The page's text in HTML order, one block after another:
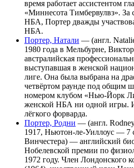
время работает ассистентом
«Миннесота Тимбервулвз». За
НБА, Портер дважды
НБА.
Портер, Натали — (англ.
1980 года в Мельбурне,
австралийская
выступавшая в женской
лиге. Она была выбрана на
четвёртом раунде под общим
номером клубом «Нью-Йорк
женской НБА ни одной игры.
лёгкого форварда.
Портер, Родни — (англ.
1917, Ньютон-ле-Уиллоус — 7
Винчестера) — английский
Нобелевской премии по
1972 году. Член Лондонского